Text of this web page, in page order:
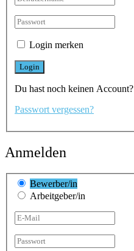
Login merken
Du hast noch keinen Account?
Passwort vergessen?
Anmelden
Bewerber/in
Arbeitgeber/in